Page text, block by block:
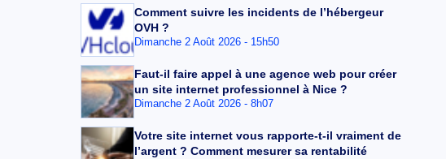
Comment suivre les incidents de l’hébergeur
OVH ?
Dimanche 2 Août 2026 - 15h50
Faut-il faire appel à une agence web pour créer
un site internet professionnel à Nice ?
Dimanche 2 Août 2026 - 8h07
Votre site internet vous rapporte-t-il vraiment de
l’argent ? Comment mesurer sa rentabilité